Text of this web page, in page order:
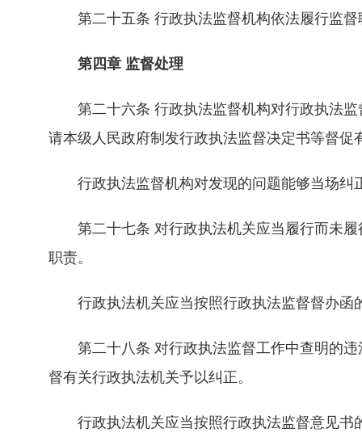
第二十五条 行政执法监督机构依法履行监督
第四章 监督处理
第二十六条 行政执法监督机构对行政执法监
请本级人民政府制发行政执法监督决定书等督促
行政执法监督机构对发现的问题能够当场纠
第二十七条 对行政执法机关应当履行而未履
职责。
行政执法机关应当按照行政执法监督督办函
第二十八条 对行政执法监督工作中查明的违
督有关行政执法机关予以纠正。
行政执法机关应当按照行政执法监督意见书